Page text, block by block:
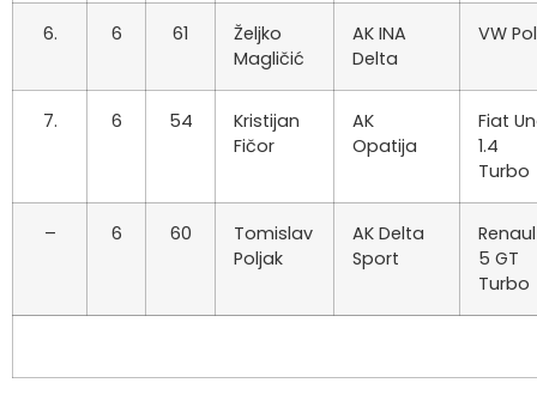
6. 6 61
Željko
Magličić
AK INA
Delta
VW
7. 6 54
Kristijan
Fičor
AK
Opatija
Fiat
1.4
Turbo
– 6 60
Tomislav
Poljak
AK Delta
Sport
5 GT
Turbo